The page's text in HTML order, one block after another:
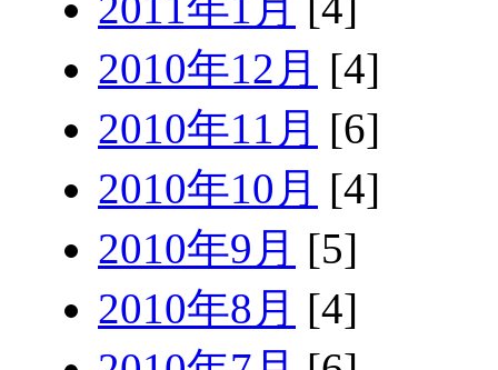
2010年12月 [4]
2010年11月 [6]
2010年10月 [4]
2010年9月 [5]
2010年8月 [4]